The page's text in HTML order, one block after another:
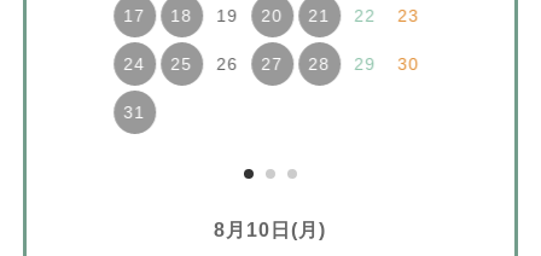
17 18 19 20 21 22 23
24 25 26 27 28 29 30
31
8月10日(月)